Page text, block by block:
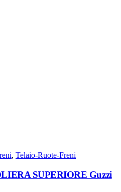
, Telaio-Ruote-Freni
SUPERIORE Guzzi